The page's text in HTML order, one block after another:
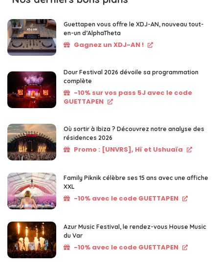
Guettapen vous offre le XDJ-AN, nouveau tout-
en-un d’AlphaTheta
Gagnez un XDJ-AN !
Dour Festival 2026 dévoile sa programmation
complète
-10% sur vos pass 5J avec le code
GUETTAPEN
Où sortir à Ibiza ? Découvrez notre analyse des
résidences 2026
Promo : [UNVRS], Hï et Ushuaïa
Family Piknik célèbre ses 15 ans avec une affiche
XXL
-10% avec le code GUETTAPEN
Azur Music Festival, le rendez-vous House Music
du Var
-10% avec le code GUETTAPEN